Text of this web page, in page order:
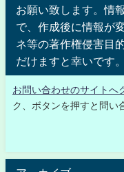
お願い致します。情
で、作成後に情報が
ネ等の著作権侵害目
だけますと幸いです。
お問い合わせのサイトへ
ク、ボタンを押すと問い